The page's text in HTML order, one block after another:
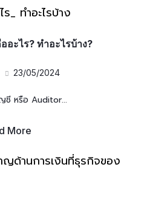
ะไร? ทำอะไรบ้าง?
23/05/2024
หรือ Auditor...
More